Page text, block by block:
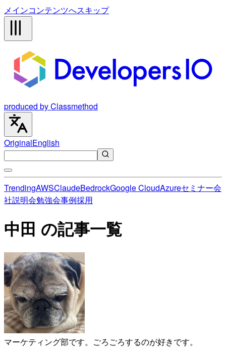
メインコンテンツへスキップ
produced by Classmethod
OriginalEnglish
TrendingAWSClaudeBedrockGoogle CloudAzureセミナー会
社説明会勉強会事例採用
中田 の記事一覧
マーケティング部です。ごろごろするのが好きです。